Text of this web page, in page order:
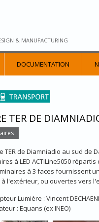
& MANUFACTURING
DOCUMENTATION
TER DE
TER de Diamniadio au sud de
à LED ACTiLine5050
à 3 faces fournissent
l'extérieur, ou ouvertes vers
Lumière : Vincent
: Equans (ex INEO)